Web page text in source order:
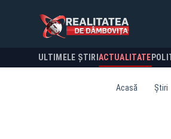
ULTIMELE ȘTIRI ACTUALITATE
Acasă Știri